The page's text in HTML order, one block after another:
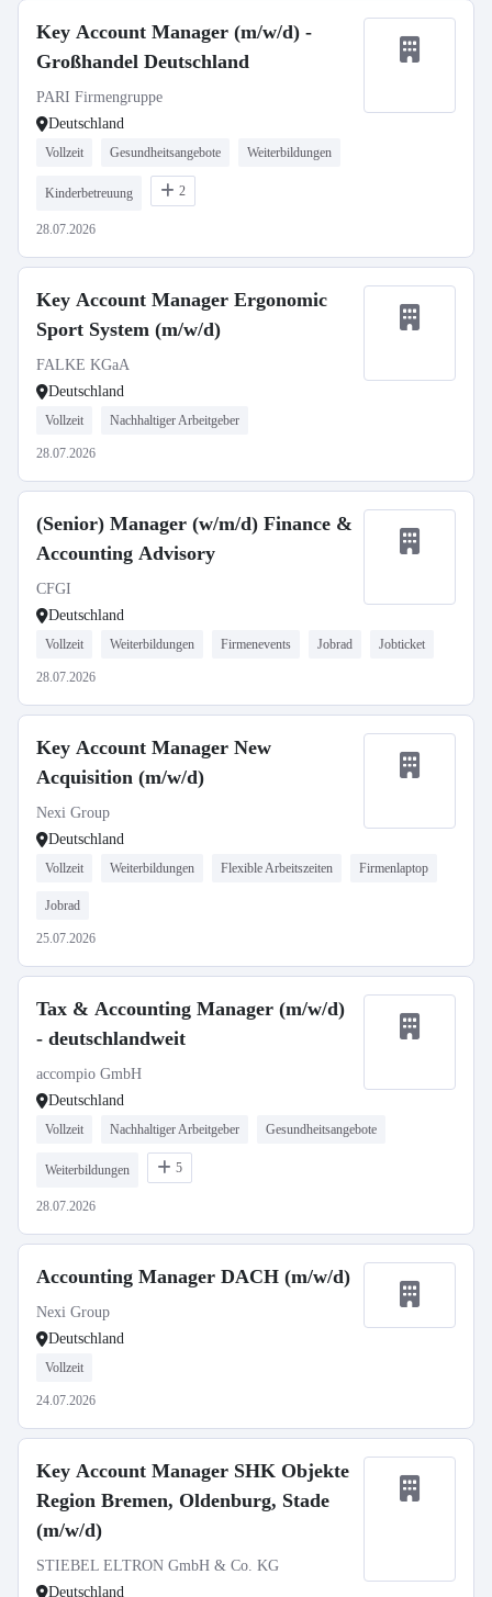
Key Account Manager (m/w/d) -
Großhandel Deutschland
PARI Firmengruppe
Deutschland
Vollzeit Gesundheitsangebote Weiterbildungen
Kinderbetreuung 2
28.07.2026
Key Account Manager Ergonomic
Sport System (m/w/d)
FALKE KGaA
Deutschland
Vollzeit Nachhaltiger Arbeitgeber
28.07.2026
(Senior) Manager (w/m/d) Finance &
Accounting Advisory
CFGI
Deutschland
Vollzeit Weiterbildungen Firmenevents Jobrad Jobticket
28.07.2026
Key Account Manager New
Acquisition (m/w/d)
Nexi Group
Deutschland
Vollzeit Weiterbildungen Flexible Arbeitszeiten Firmenlaptop
Jobrad
25.07.2026
Tax & Accounting Manager (m/w/d)
- deutschlandweit
accompio GmbH
Deutschland
Vollzeit Nachhaltiger Arbeitgeber Gesundheitsangebote
Weiterbildungen 5
28.07.2026
Accounting Manager DACH (m/w/d)
Nexi Group
Deutschland
Vollzeit
24.07.2026
Key Account Manager SHK Objekte
Region Bremen, Oldenburg, Stade
(m/w/d)
STIEBEL ELTRON GmbH & Co. KG
Deutschland